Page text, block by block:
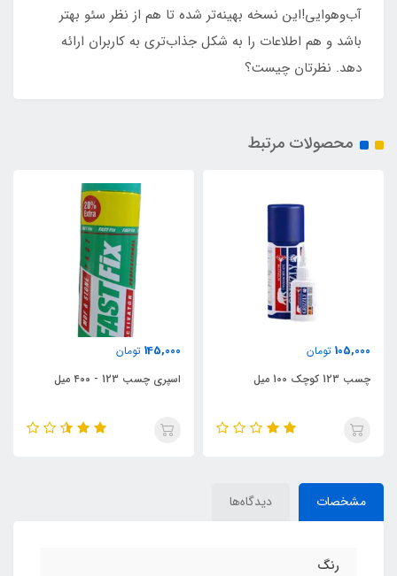
آب‌وهوایی!این نسخه بهینه‌تر شده تا هم از نظر سئو بهتر
باشد و هم اطلاعات را به شکل جذاب‌تری به کاربران ارائه
دهد. نظرتان چیست؟
محصولات مرتبط
اسپری چسب 123 - ۴۰۰ میل
چسب 123 آرازیم 400 میل
مشخصات دیدگاه‌ها
رنگ